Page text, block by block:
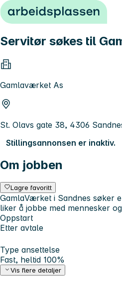
Hopp til innhold
Servitør søkes til
Gamlaværket As
St. Olavs gate 38, 4306
Stillingsannonsen er inaktiv.
Om jobben
Lagre favoritt
GamlaVærket i Sandnes søker
liker å jobbe med mennesker
Oppstart
Etter avtale
Type ansettelse
Fast, heltid 100%
Vis flere detaljer